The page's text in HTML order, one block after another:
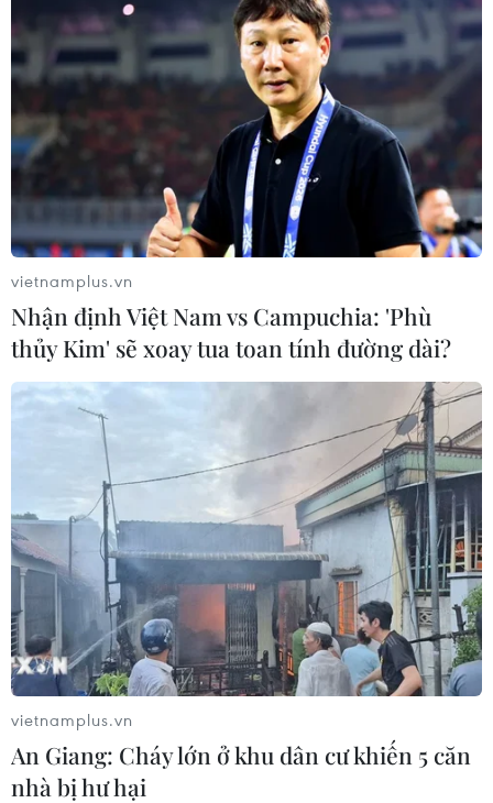
vietnamplus.vn
Nhận định Việt Nam vs Campuchia: 'Phù
thủy Kim' sẽ xoay tua toan tính đường dài?
vietnamplus.vn
An Giang: Cháy lớn ở khu dân cư khiến 5 căn
nhà bị hư hại